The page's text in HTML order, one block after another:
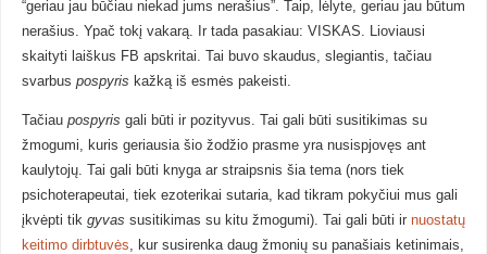
“geriau jau būčiau niekad jums nerašius”. Taip, lėlyte, geriau jau būtum
nerašius. Ypač tokį vakarą. Ir tada pasakiau: VISKAS. Lioviausi
skaityti laiškus FB apskritai. Tai buvo skaudus, slegiantis, tačiau
svarbus pospyris kažką iš esmės pakeisti.
Tačiau pospyris gali būti ir pozityvus. Tai gali būti susitikimas su
žmogumi, kuris geriausia šio žodžio prasme yra nusispjovęs ant
kaulytojų. Tai gali būti knyga ar straipsnis šia tema (nors tiek
psichoterapeutai, tiek ezoterikai sutaria, kad tikram pokyčiui mus gali
įkvėpti tik gyvas susitikimas su kitu žmogumi). Tai gali būti ir nuostatų
keitimo dirbtuvės, kur susirenka daug žmonių su panašiais ketinimais,